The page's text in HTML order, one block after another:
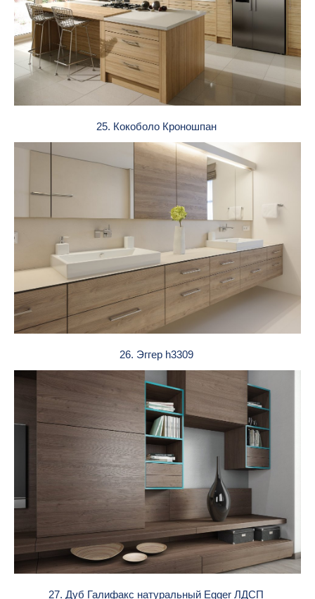
25. Кокоболо Кроношпан
26. Эггер h3309
27. Дуб Галифакс натуральный Egger ЛДСП